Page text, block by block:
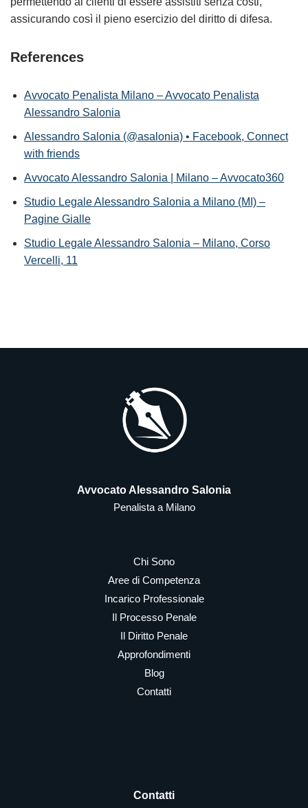
assicurando così il pieno esercizio del diritto di difesa.
References
Avvocato Penalista Milano – Avvocato Penalista
Alessandro Salonia
Alessandro Salonia (@asalonia) • Facebook, Connect
with friends
Avvocato Alessandro Salonia | Milano – Avvocato360
Studio Legale Alessandro Salonia a Milano (MI) –
Pagine Gialle
Studio Legale Alessandro Salonia – Milano, Corso
Vercelli, 11
Avvocato Alessandro Salonia
Penalista a Milano
Chi Sono
Aree di Competenza
Incarico Professionale
Il Processo Penale
Il Diritto Penale
Approfondimenti
Blog
Contatti
Contatti